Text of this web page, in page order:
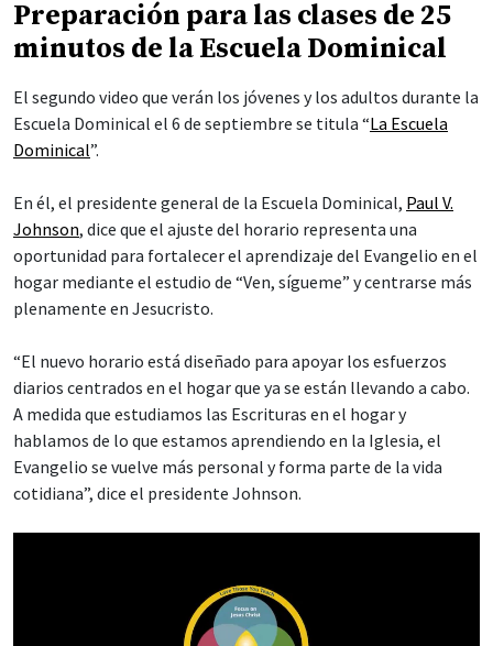
Preparación para las clases de 25
minutos de la Escuela Dominical
El segundo video que verán los jóvenes y los adultos durante la
Escuela Dominical el 6 de septiembre se titula “La Escuela
Dominical”.
En él, el presidente general de la Escuela Dominical, Paul V.
Johnson, dice que el ajuste del horario representa una
oportunidad para fortalecer el aprendizaje del Evangelio en el
hogar mediante el estudio de “Ven, sígueme” y centrarse más
plenamente en Jesucristo.
“El nuevo horario está diseñado para apoyar los esfuerzos
diarios centrados en el hogar que ya se están llevando a cabo.
A medida que estudiamos las Escrituras en el hogar y
hablamos de lo que estamos aprendiendo en la Iglesia, el
Evangelio se vuelve más personal y forma parte de la vida
cotidiana”, dice el presidente Johnson.